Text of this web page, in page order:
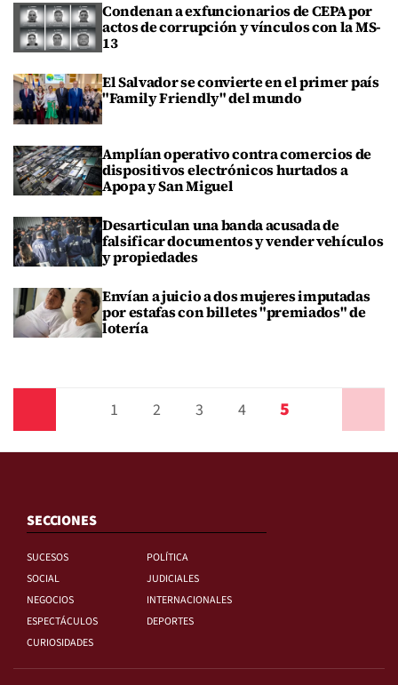
Condenan a exfuncionarios de CEPA por
actos de corrupción y vínculos con la MS-
13
El Salvador se convierte en el primer país
"Family Friendly" del mundo
Amplían operativo contra comercios de
dispositivos electrónicos hurtados a
Apopa y San Miguel
Desarticulan una banda acusada de
falsificar documentos y vender vehículos
y propiedades
Envían a juicio a dos mujeres imputadas
por estafas con billetes "premiados" de
lotería
1 2 3 4 5
SECCIONES
SUCESOS
POLÍTICA
SOCIAL
JUDICIALES
NEGOCIOS
INTERNACIONALES
ESPECTÁCULOS
DEPORTES
CURIOSIDADES